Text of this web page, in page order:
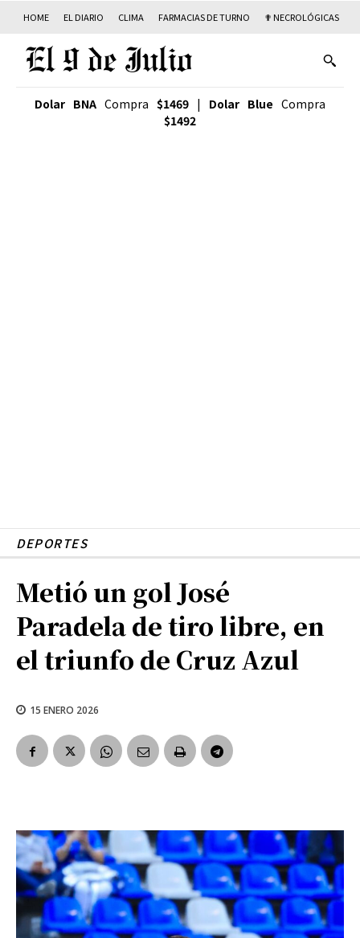
HOME EL DIARIO CLIMA FARMACIAS DE TURNO ✟ NECROLÓGICAS
Dolar BNA Compra $1469 | Dolar Blue Compra
$1492
DEPORTES
Metió un gol José
Paradela de tiro libre, en
el triunfo de Cruz Azul
15 ENERO 2026